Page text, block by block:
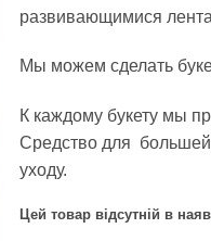
развивающимися
Мы можем сделать
К каждому букету мы
Средство для большей
уходу.
Цей товар відсутній в